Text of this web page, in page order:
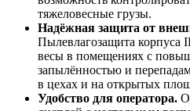
тяжеловесные грузы.
Надёжная защита от
Пылевлагозащита корпуса
весы в помещениях с
запылённостью и
в цехах и на открытых
Удобство для оператора.